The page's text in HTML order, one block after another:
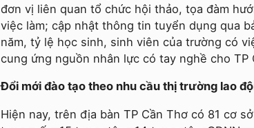
đơn vị liên quan tổ chức hội thảo, tọa đàm
việc làm; cập nhật thông tin tuyển dụng qua
năm, tỷ lệ học sinh, sinh viên của trường có
cung ứng nguồn nhân lực có tay nghề cho TP
Đổi mới đào tạo theo nhu cầu thị trường lao
Hiện nay, trên địa bàn TP Cần Thơ có 81 cơ